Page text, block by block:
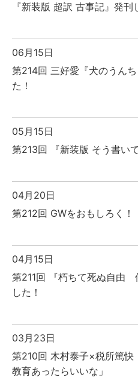
『新装版 超訳 古事記』発刊
06月15日
第214回 三好愛『犬のうん
た！
05月15日
第213回 『新装版 そう書い
04月20日
第212回 GWをおもしろく
04月15日
第211回 『朽ちて死ぬ自由
した！
03月23日
第210回 木村泰子×税所篤
教育あったらいいな」